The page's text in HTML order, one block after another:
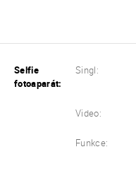
Selfie
fotoaparát:
Singl:
Video:
Funkce: